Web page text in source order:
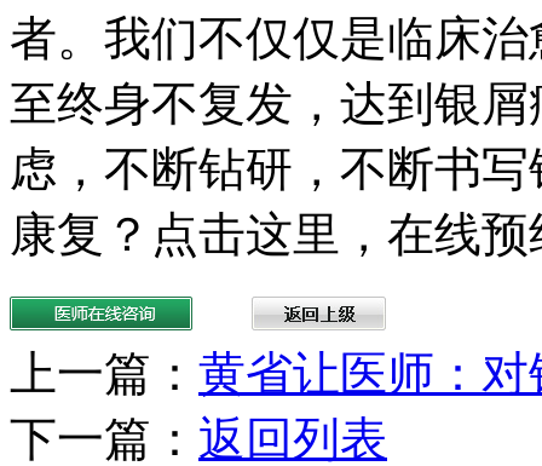
者。我们不仅仅是临床
至终身不复发，达到银
虑，不断钻研，不断书
康复？点击这里，在线
上一篇： 黄省让医师：
下一篇： 返回列表